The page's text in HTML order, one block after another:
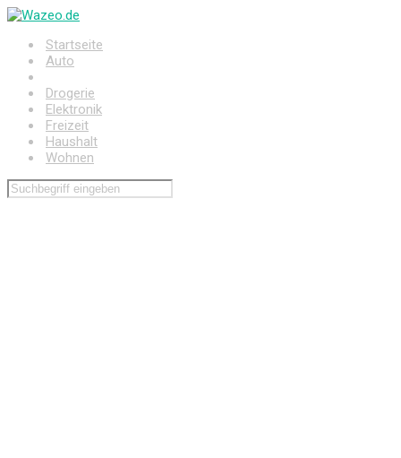
Zum
springenStartseite
Auto
Drogerie
Elektronik
Freizeit
Haushalt
Wohnen